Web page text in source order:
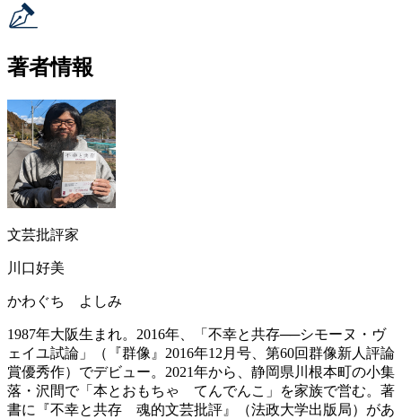
著者情報
文芸批評家
川口好美
かわぐち よしみ
1987年大阪生まれ。2016年、「不幸と共存──シモーヌ・ヴ
ェイユ試論」（『群像』2016年12月号、第60回群像新人評論
賞優秀作）でデビュー。2021年から、静岡県川根本町の小集
落・沢間で「本とおもちゃ てんでんこ」を家族で営む。著
書に『不幸と共存 魂的文芸批評』（法政大学出版局）があ